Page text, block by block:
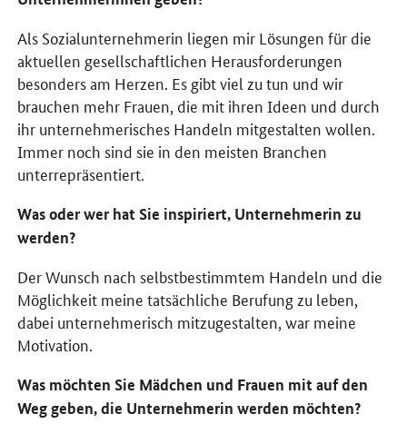
Als Sozialunternehmerin liegen mir Lösungen für die
aktuellen gesellschaftlichen Herausforderungen
besonders am Herzen. Es gibt viel zu tun und wir
brauchen mehr Frauen, die mit ihren Ideen und durch
ihr unternehmerisches Handeln mitgestalten wollen.
Immer noch sind sie in den meisten Branchen
unterrepräsentiert.
Was oder wer hat Sie inspiriert, Unternehmerin zu
werden?
Der Wunsch nach selbstbestimmtem Handeln und die
Möglichkeit meine tatsächliche Berufung zu leben,
dabei unternehmerisch mitzugestalten, war meine
Motivation.
Was möchten Sie Mädchen und Frauen mit auf den
Weg geben, die Unternehmerin werden möchten?